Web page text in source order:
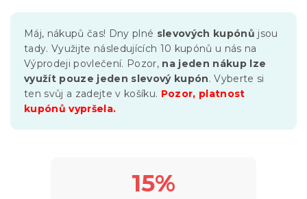
Máj, nákupů čas! Dny plné slevových kupónů jsou
tady. Využijte následujících 10 kupónů u nás na
Výprodeji povlečení. Pozor, na jeden nákup lze
využít pouze jeden slevový kupón. Vyberte si
ten svůj a zadejte v košíku. Pozor, platnost
kupónů vypršela.
15%